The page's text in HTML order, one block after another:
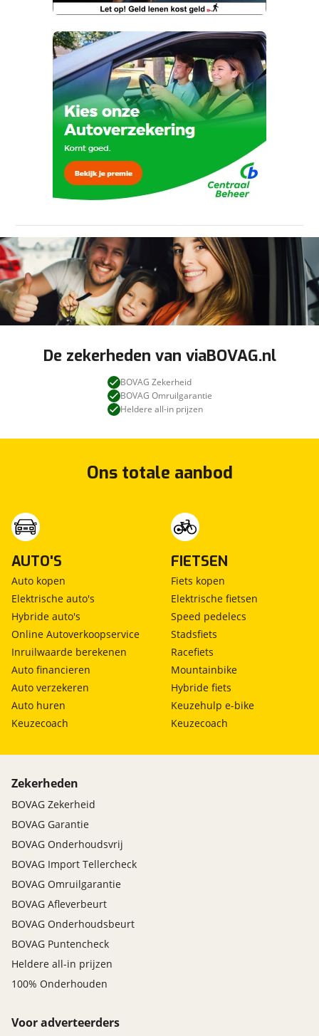
ontvangen.
Vraag mijn proefrit aan
viaBOVAG.nl verwerkt je persoonsgegevens
om je aanvraag zo goed mogelijk bij de
aanbieder te brengen. Lees hier meer over in
onzeprivacyverklaring
Telefoonnummer (optioneel)
Ja, ik wil graag de nieuwsbrief
ontvangen.
Verstuur mijn vraag
viaBOVAG.nl verwerkt je persoonsgegevens
om je aanvraag zo goed mogelijk bij de
aanbieder te brengen. Lees hier meer over in
Kan je ons nog meer vertellen? (optioneel)
Stuur mijn bevinding door
De zekerheden van viaBOVAG.nl
BOVAG Zekerheid
BOVAG Omruilgarantie
Heldere all-in prijzen
Ons totale aanbod
AUTO'S
Auto kopen
Elektrische auto's
Hybride auto's
Online Autoverkoopservice
Inruilwaarde berekenen
Auto financieren
Auto verzekeren
Auto huren
Keuzecoach
FIETSEN
Fiets kopen
Elektrische fietsen
Speed pedelecs
Stadsfiets
Racefiets
Mountainbike
Hybride fiets
Keuzehulp e-bike
Keuzecoach
Zekerheden
BOVAG Zekerheid
BOVAG Garantie
BOVAG Onderhoudsvrij
BOVAG Import Tellercheck
BOVAG Omruilgarantie
BOVAG Afleverbeurt
BOVAG Onderhoudsbeurt
BOVAG Puntencheck
Heldere all-in prijzen
100% Onderhouden
Voor adverteerders